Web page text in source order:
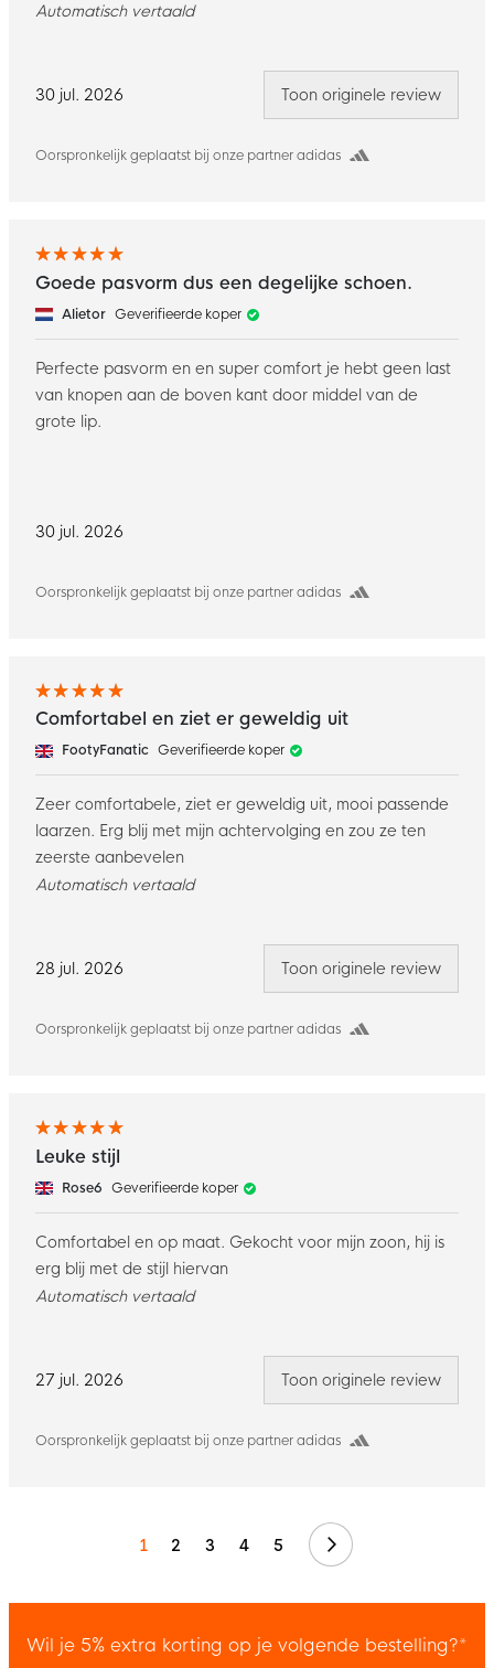
30 jul. 2026
Oorspronkelijk geplaatst bij onze partner adidas
Automatisch vertaald
Toon originele review
30 jul. 2026
Oorspronkelijk geplaatst bij onze partner adidas
Goede pasvorm dus een degelijke schoen.
Alietor Geverifieerde koper
Perfecte pasvorm en en super comfort je hebt geen last
van knopen aan de boven kant door middel van de
grote lip.
28 jul. 2026
Oorspronkelijk geplaatst bij onze partner adidas
Comfortabel en ziet er geweldig uit
FootyFanatic Geverifieerde koper
Zeer comfortabele, ziet er geweldig uit, mooi passende
laarzen. Erg blij met mijn achtervolging en zou ze ten
zeerste aanbevelen
Automatisch vertaald
Toon originele review
27 jul. 2026
Oorspronkelijk geplaatst bij onze partner adidas
Leuke stijl
Rose6 Geverifieerde koper
Comfortabel en op maat. Gekocht voor mijn zoon, hij is
erg blij met de stijl hiervan
Automatisch vertaald
Toon originele review
1 2 3 4 5 Volgende
Wil je 5% extra korting op je volgende bestelling?*